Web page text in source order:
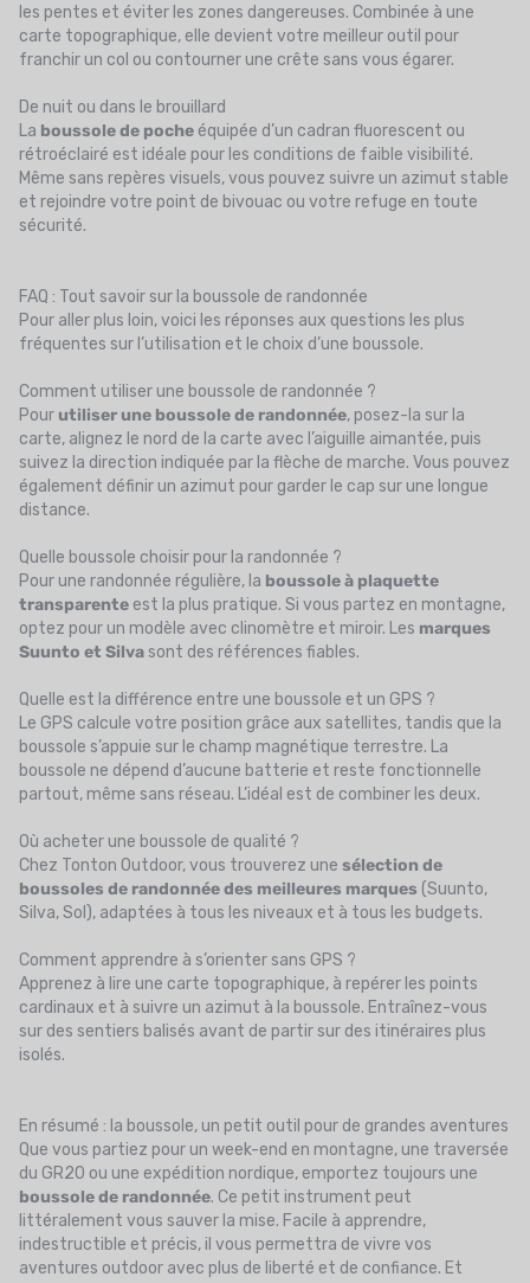
les pentes et éviter les zones dangereuses. Combinée à une
carte topographique, elle devient votre meilleur outil pour
franchir un col ou contourner une crête sans vous égarer.
De nuit ou dans le brouillard
La boussole de poche équipée d’un cadran fluorescent ou
rétroéclairé est idéale pour les conditions de faible visibilité.
Même sans repères visuels, vous pouvez suivre un azimut stable
et rejoindre votre point de bivouac ou votre refuge en toute
sécurité.
FAQ : Tout savoir sur la boussole de randonnée
Pour aller plus loin, voici les réponses aux questions les plus
fréquentes sur l’utilisation et le choix d’une boussole.
Comment utiliser une boussole de randonnée ?
Pour utiliser une boussole de randonnée, posez-la sur la
carte, alignez le nord de la carte avec l’aiguille aimantée, puis
suivez la direction indiquée par la flèche de marche. Vous pouvez
également définir un azimut pour garder le cap sur une longue
distance.
Quelle boussole choisir pour la randonnée ?
Pour une randonnée régulière, la boussole à plaquette
transparente est la plus pratique. Si vous partez en montagne,
optez pour un modèle avec clinomètre et miroir. Les marques
Suunto et Silvasont des références fiables.
Quelle est la différence entre une boussole et un GPS ?
Le GPS calcule votre position grâce aux satellites, tandis que la
boussole s’appuie sur le champ magnétique terrestre. La
boussole ne dépend d’aucune batterie et reste fonctionnelle
partout, même sans réseau. L’idéal est de combiner les deux.
Où acheter une boussole de qualité ?
Chez Tonton Outdoor, vous trouverez une sélection de
boussoles de randonnée des meilleures marques (Suunto,
Silva, Sol), adaptées à tous les niveaux et à tous les budgets.
Comment apprendre à s’orienter sans GPS ?
Apprenez à lire une carte topographique, à repérer les points
cardinaux et à suivre un azimut à la boussole. Entraînez-vous
sur des sentiers balisés avant de partir sur des itinéraires plus
isolés.
En résumé : la boussole, un petit outil pour de grandes aventures
Que vous partiez pour un week-end en montagne, une traversée
du GR20 ou une expédition nordique, emportez toujours une
boussole de randonnée. Ce petit instrument peut
littéralement vous sauver la mise. Facile à apprendre,
indestructible et précis, il vous permettra de vivre vos
aventures outdoor avec plus de liberté et de confiance. Et